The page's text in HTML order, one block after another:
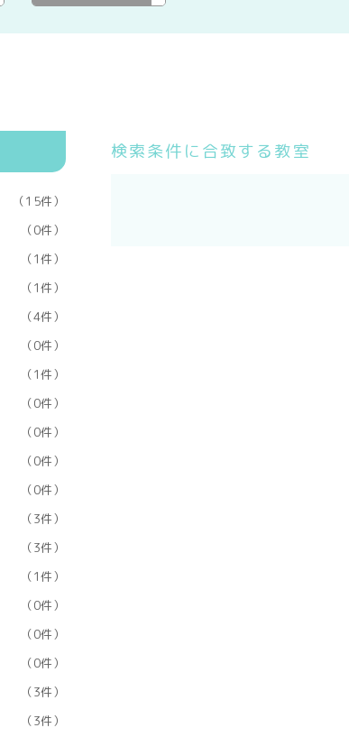
（15件）
（0件）
（1件）
（1件）
（4件）
（0件）
（1件）
（0件）
（0件）
（0件）
（0件）
（3件）
（3件）
（1件）
（0件）
（0件）
（0件）
（3件）
（3件）
検索条件に合致する教室